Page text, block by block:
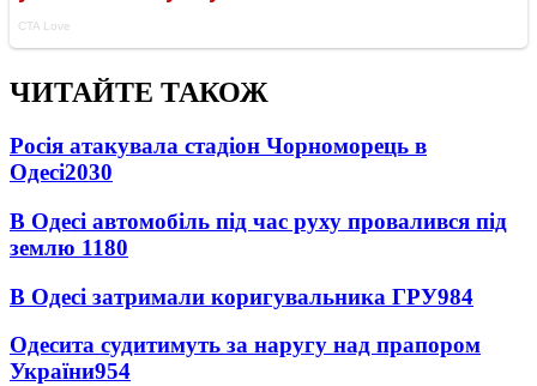
ЧИТАЙТЕ ТАКОЖ
Росія атакувала стадіон Чорноморець в
Одесі2030
В Одесі автомобіль під час руху провалився під
землю 1180
В Одесі затримали коригувальника ГРУ984
Одесита судитимуть за наругу над прапором
України954